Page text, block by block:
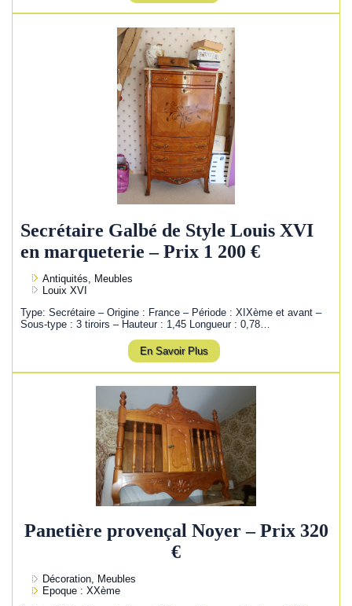
Secrétaire Galbé de Style Louis XVI
en marqueterie – Prix 1 200 €
Antiquités, Meubles
Louix XVI
Type: Secrétaire – Origine : France – Période : XIXème et avant –
Sous-type : 3 tiroirs – Hauteur : 1,45 Longueur : 0,78…
En Savoir Plus
Panetière provençal Noyer – Prix 320
€
Décoration, Meubles
Epoque : XXème